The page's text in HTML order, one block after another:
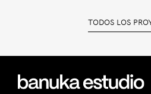
TODOS LOS